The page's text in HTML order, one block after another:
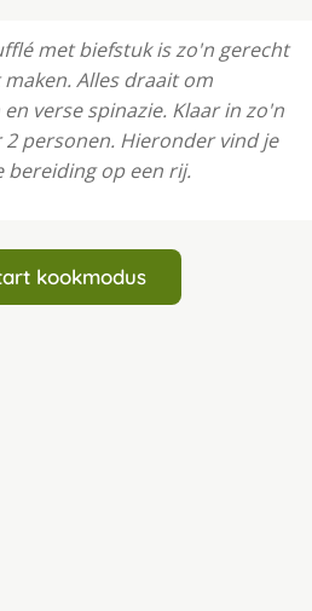
met biefstuk is zo'n gerecht
Alles draait om
verse spinazie. Klaar in zo'n
personen. Hieronder vind je
bereiding op een rij.
kookmodus